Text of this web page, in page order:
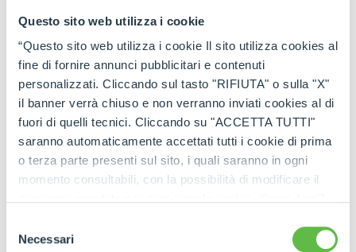
Questo sito web utilizza i cookie
“Questo sito web utilizza i cookie Il sito utilizza cookies al
fine di fornire annunci pubblicitari e contenuti
personalizzati. Cliccando sul tasto "RIFIUTA" o sulla "X"
il banner verrà chiuso e non verranno inviati cookies al di
fuori di quelli tecnici. Cliccando su "ACCETTA TUTTI"
saranno automaticamente accettati tutti i cookie di prima
o terza parte presenti sul sito, i quali saranno in ogni
momento consultabili, con la possibilità di modificare il
ogni pagina, selezionare "Modifichi il suo consenso" e
delNecessari
levage maximale de 5 mètres. Grâce à sa
compacité, il garantit une maniabilité maximale
même dans les zones difficiles d'accès, tandis que
la possibilité d'installer divers accessoires en fait
une machine multifonctionnelle adaptée à de
multiples applications.
Restylage TURBOFARMER
Agritechnica sera l'occasion de présenter le
profond travail derestylage réalisé sur les
salon accueillera le modèle TF42/38), disponibles
sur le marché au cours du premier semestre 2026.